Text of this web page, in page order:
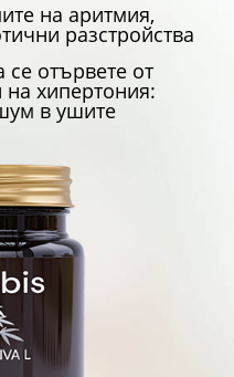
на аритмия,
разстройства
отървете от
хипертония:
в ушите